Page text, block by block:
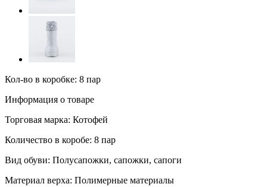
Кол-во в коробке: 8 пар
Информация о товаре
Торговая марка: Котофей
Количество в коробе: 8 пар
Вид обуви: Полусапожки, сапожки, сапоги
Материал верха: Полимерные материалы